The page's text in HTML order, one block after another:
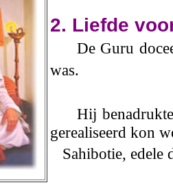
2. Liefde
De Guru
was.
Hij
gerealiseerd kon
Sahibotie, edele